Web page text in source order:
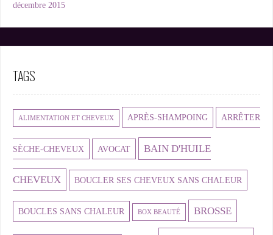
décembre 2015
TAGS
ALIMENTATION ET CHEVEUX APRÈS-SHAMPOING ARRÊTER
SÈCHE-CHEVEUX AVOCAT BAIN D'HUILE
CHEVEUX BOUCLER SES CHEVEUX SANS CHALEUR
BOUCLES SANS CHALEUR BOX BEAUTÉ BROSSE